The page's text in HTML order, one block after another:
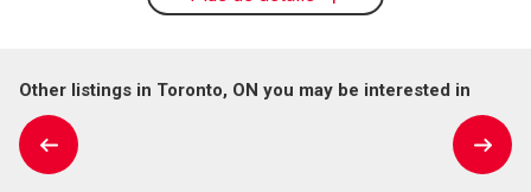
Other listings in Toronto, ON you may be interested in